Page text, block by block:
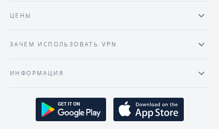
ЦЕНЫ
ЗАЧЕМ ИСПОЛЬЗОВАТЬ VPN
ИНФОРМАЦИЯ